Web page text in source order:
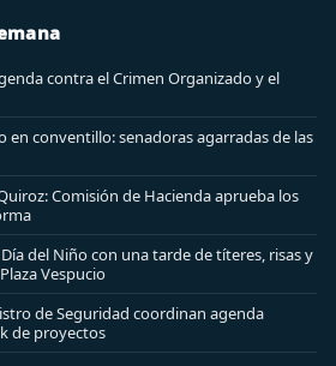
contra el Crimen Organizado y el
en conventillo: senadoras agarradas de las
Comisión de Hacienda aprueba los
del Niño con una tarde de títeres, risas y
Vespucio
de Seguridad coordinan agenda
de proyectos